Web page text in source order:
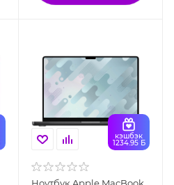
кэшбэк
1234.95 Б